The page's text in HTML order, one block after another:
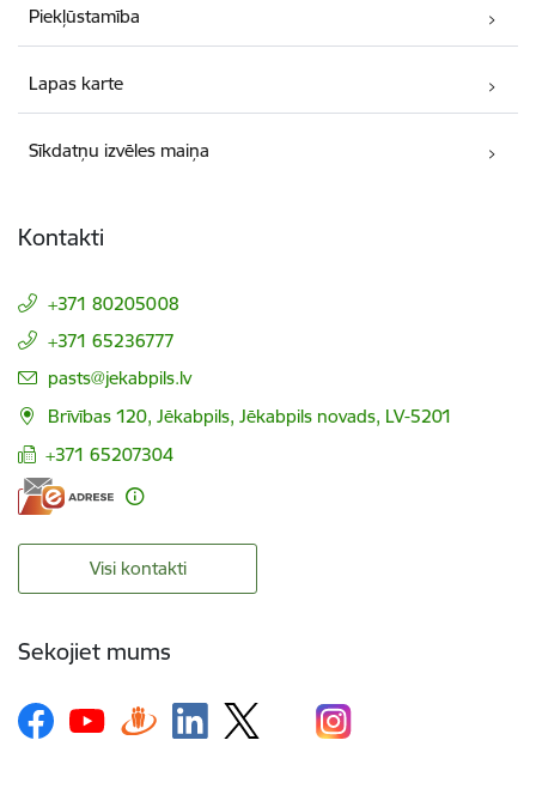
Piekļūstamība
Lapas karte
Sīkdatņu izvēles maiņa
Kontakti
+371 80205008
+371 65236777
E-pasts:
pasts@jekabpils.lv
Brīvības 120, Jēkabpils, Jēkabpils novads, LV-5201
+371 65207304
Visi kontakti
Sekojiet mums